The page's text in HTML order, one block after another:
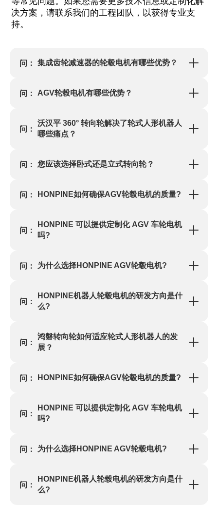
决方案，请联系我们的工程团队，以获得专业支
持。
问： 集成齿轮减速器的轮毂电机有哪些优势？
问： AGV轮毂电机有哪些优势？
问：
沃汉平 360° 转向轮解决了轮式人形机器人
哪些痛点？
问： 您应该选择卧式还是立式转向轮？
问： HONPINE如何确保AGV轮毂电机的质量?
问：
HONPINE 可以提供定制化 AGV 车轮电机
吗?
问： 为什么选择HONPINE AGV轮毂电机?
问：
HONPINE机器人轮毂电机的研发方向是什
么?
问：
鸿磐转向轮如何适应轮式人形机器人的发
展？
问： HONPINE如何确保AGV轮毂电机的质量?
问：
HONPINE 可以提供定制化 AGV 车轮电机
吗?
问： 为什么选择HONPINE AGV轮毂电机?
问：
HONPINE机器人轮毂电机的研发方向是什
么?